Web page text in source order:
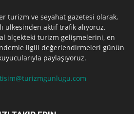
turizm ve seyahat gazetesi olarak,
ülkesinden aktif trafik alıyoruz.
ölçekteki turizm gelişmelerini, en
ilgili değerlendirmeleri günün
paylaşıyoruz.